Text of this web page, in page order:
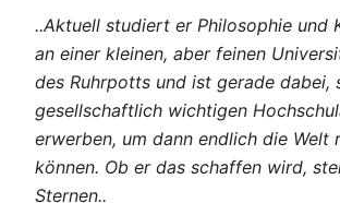
..Aktuell studiert er Philosophie und
an einer kleinen, aber feinen
des Ruhrpotts und ist gerade dabei,
gesellschaftlich wichtigen
erwerben, um dann endlich die Welt
können. Ob er das schaffen wird,
Sternen..